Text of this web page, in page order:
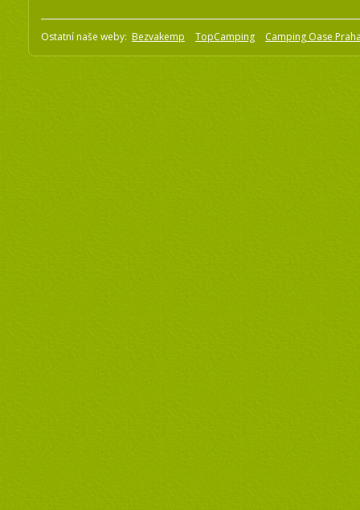
Ostatní naše weby: Bezvakemp TopCamping Camping Oase